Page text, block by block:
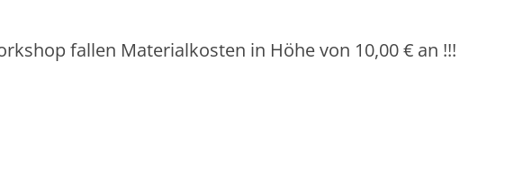
fallen Materialkosten in Höhe von 10,00 € an !!!